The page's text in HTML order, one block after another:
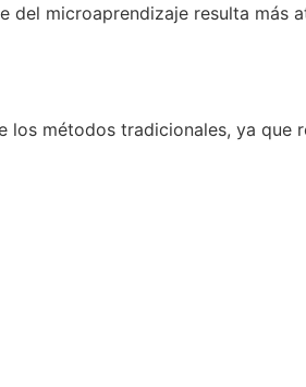
del microaprendizaje resulta más
los métodos tradicionales, ya